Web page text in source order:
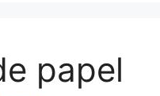
papel